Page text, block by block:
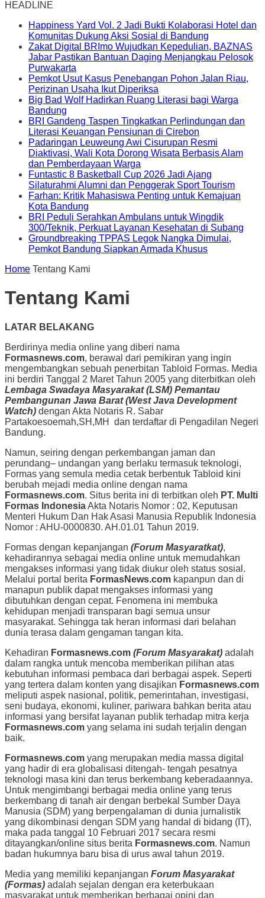
HEADLINE
Happiness Yard Vol. 2 Jadi Bukti Kolaborasi Hotel dan
Komunitas Dukung Aksi Sosial di Bandung
Zakat Digital BRImo Wujudkan Kepedulian, BAZNAS
Jabar Pastikan Bantuan Daging Menjangkau Pelosok
Purwakarta
Pemkot Usut Kasus Penebangan Pohon Jalan Riau,
Perizinan Usaha Ikut Diperiksa
Big Bad Wolf Hadirkan Ruang Literasi bagi Warga
Bandung
BRI Gandeng Taspen Tingkatkan Perlindungan dan
Literasi Keuangan Pensiunan di Cirebon
Padaringan Leuweung Awi Cisurupan Resmi
Diaktivasi, Wali Kota Dorong Wisata Berbasis Alam
dan Pemberdayaan Warga
Funtastic 8 Basketball Cup 2026 Jadi Ajang
Silaturahmi Alumni dan Penggerak Sport Tourism
Farhan: Kritik Mahasiswa Penting untuk Kemajuan
Kota Bandung
BRI Peduli Serahkan Ambulans untuk Wingdik
300/Teknik, Perkuat Layanan Kesehatan di Subang
Groundbreaking TPPAS Legok Nangka Dimulai,
Pemkot Bandung Siapkan Armada Khusus
Home Tentang Kami
Tentang Kami
LATAR BELAKANG
Berdirinya media online yang diberi nama
Formasnews.com, berawal dari pemikiran yang ingin
mengembangkan sebuah penerbitan Tabloid Formas. Media
ini berdiri Tanggal 2 Maret Tahun 2005 yang diterbitkan oleh
Lembaga Swadaya Masyarakat (LSM) Pemantau
Pembangunan Jawa Barat (West Java Development
Watch) dengan Akta Notaris R. Sabar
Partakoesoemah,SH,MH dan terdaftar di Pengadilan Negeri
Bandung.
Namun, seiring dengan perkembangan jaman dan
perundang– undangan yang berlaku termasuk teknologi,
Formas yang semula media cetak berbentuk Tabloid kini
berubah mejadi media online dengan nama
Formasnews.com. Situs berita ini di terbitkan oleh PT. Multi
Formas IndonesiaAkta Notaris Nomor : 02, Keputusan
Menteri Hukum Dan Hak Asasi Manusia Republik Indonesia
Nomor : AHU-0000830. AH.01.01 Tahun 2019.
Formas dengan kepanjangan (Forum Masyaratkat),
kehadirannya sebagai media online untuk memudahkan
mengakses informasi yang tidak diukur oleh status sosial.
Melalui portal berita FormasNews.com kapanpun dan di
manapun publik dapat mengakses informasi yang
dibutuhkan dengan cepat. Fenomena ini membuka
kehidupan menjadi transparan bagi semua unsur
masyarakat. Sehingga tak heran informasi dari belahan
dunia terasa dalam gengaman tangan kita.
Kehadiran Formasnews.com (Forum Masyarakat) adalah
dalam rangka untuk mencoba memberikan pilihan atas
kebutuhan informasi pembaca dari berbagai aspek. Seperti
yang tertera dalam konten yang disajikan Formasnews.com
meliputi aspek nasional, politik, pemerintahan, investigasi,
seni budaya, ekonomi, kuliner, pariwara bahkan berita atau
informasi yang bersifat layanan publik terhadap mitra kerja
Formasnews.com yang selama ini sudah terjalin dengan
baik.
Formasnews.com yang merupakan media massa digital
yang hadir di era globalisasi ditengah- tengah pesatnya
teknologi masa kini dan terus berkembang keberadaannya.
Untuk mengimbangi berbagai media online yang terus
berkembang di tanah air dengan berbekal Sumber Daya
Manusia (SDM) yang berpengalaman di dunia jurnalistik
yang dikombinasi dengan SDM yang handal di bidang (IT),
maka pada tanggal 10 Februari 2017 secara resmi
ditayangkan/online situs berita Formasnews.com. Namun
badan hukumnya baru bisa di urus awal tahun 2019.
Media yang memiliki kepanjangan Forum Masyarakat
(Formas) adalah sejalan dengan era keterbukaan
masyarakat untuk memberikan berbagai opini dan